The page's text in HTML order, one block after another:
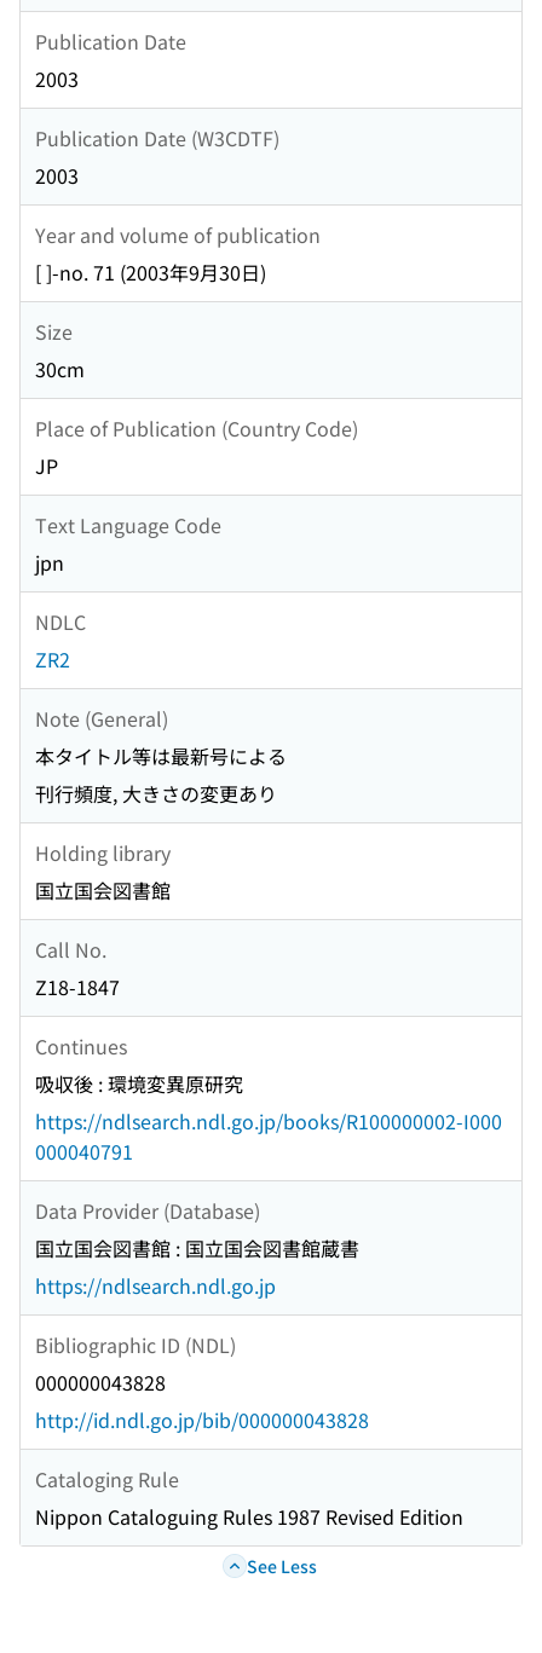
Publication Date
2003
Publication Date (W3CDTF)
2003
Year and volume of publication
[ ]-no. 71 (2003年9月30日)
Size
30cm
Place of Publication (Country Code)
JP
Text Language Code
jpn
NDLC
ZR2
Note (General)
本タイトル等は最新号による
刊行頻度, 大きさの変更あり
Holding library
国立国会図書館
Call No.
Z18-1847
Continues
吸収後 : 環境変異原研究
https://ndlsearch.ndl.go.jp/books/R100000002-I000
000040791
Data Provider (Database)
国立国会図書館 : 国立国会図書館蔵書
https://ndlsearch.ndl.go.jp
Bibliographic ID (NDL)
000000043828
http://id.ndl.go.jp/bib/000000043828
Cataloging Rule
Nippon Cataloguing Rules 1987 Revised Edition
See Less